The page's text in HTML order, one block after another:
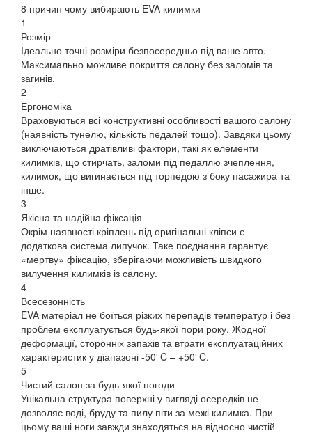
8 причин чому вибирають EVA килимки
1
Розмір
Ідеально точні розміри безпосередньо під ваше авто.
Максимально можливе покриття салону без заломів та
загинів.
2
Ергономіка
Враховуються всі конструктивні особливості вашого салону
(наявність тунелю, кількість педалей тощо). Завдяки цьому
виключаються дратівливі фактори, такі як елементи
килимків, що стирчать, заломи під педаллю зчеплення,
килимок, що вигинається під торпедою з боку пасажира та
інше.
3
Якісна та надійна фіксація
Окрім наявності кріплень під оригінальні кліпси є
додаткова система липучок. Таке поєднання гарантує
«мертву» фіксацію, зберігаючи можливість швидкого
вилучення килимків із салону.
4
Всесезонність
EVA матеріал не боїться різких перепадів температур і без
проблем експлуатується будь-якої пори року. Жодної
деформації, сторонніх запахів та втрати експлуатаційних
характеристик у діапазоні -50°C – +50°C.
5
Чистий салон за будь-якої погоди
Унікальна структура поверхні у вигляді осередків не
дозволяє воді, бруду та пилу піти за межі килимка. При
цьому ваші ноги завжди знаходяться на відносно чистій